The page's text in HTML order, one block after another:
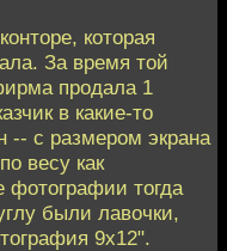
которая
За время той
продала 1
в какие-то
-- с размером экрана
весу как
тогда
были лавочки,
9х12".